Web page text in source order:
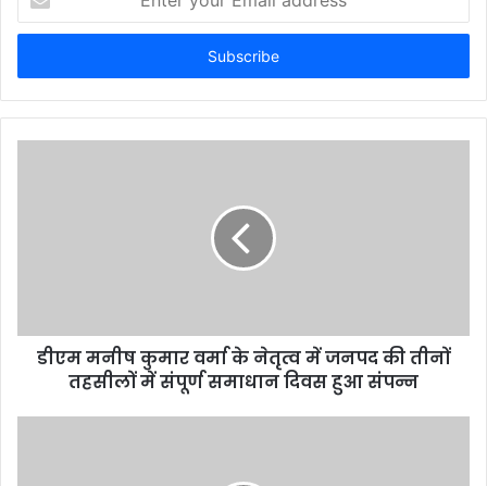
your
Email
डीएम मनीष कुमार वर्मा के नेतृत्व में जनपद की तीनों
तहसीलों में संपूर्ण समाधान दिवस हुआ संपन्न